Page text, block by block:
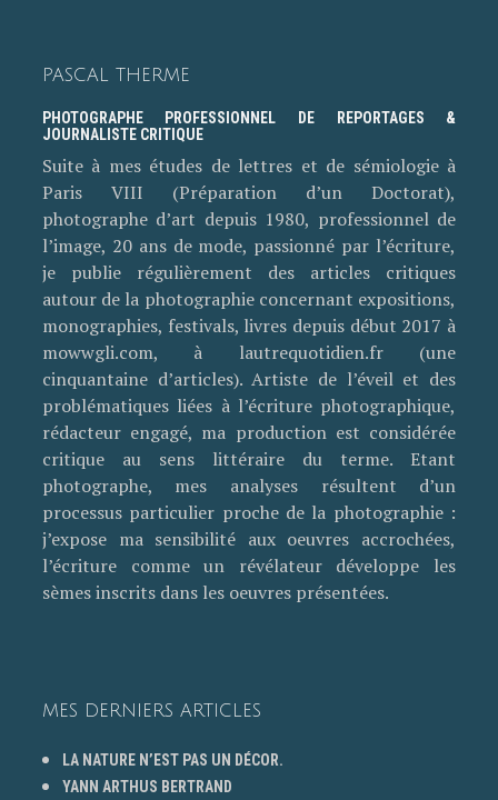
PASCAL THERME
PHOTOGRAPHE PROFESSIONNEL DE REPORTAGES &
JOURNALISTE CRITIQUE
Suite à mes études de lettres et de sémiologie à
Paris VIII (Préparation d’un Doctorat),
photographe d’art depuis 1980, professionnel de
l’image, 20 ans de mode, passionné par l’écriture,
je publie régulièrement des articles critiques
autour de la photographie concernant expositions,
monographies, festivals, livres depuis début 2017 à
mowwgli.com, à lautrequotidien.fr (une
cinquantaine d’articles). Artiste de l’éveil et des
problématiques liées à l’écriture photographique,
rédacteur engagé, ma production est considérée
critique au sens littéraire du terme. Etant
photographe, mes analyses résultent d’un
processus particulier proche de la photographie :
j’expose ma sensibilité aux oeuvres accrochées,
l’écriture comme un révélateur développe les
sèmes inscrits dans les oeuvres présentées.
MES DERNIERS ARTICLES
LA NATURE N’EST PAS UN DÉCOR.
YANN ARTHUS BERTRAND